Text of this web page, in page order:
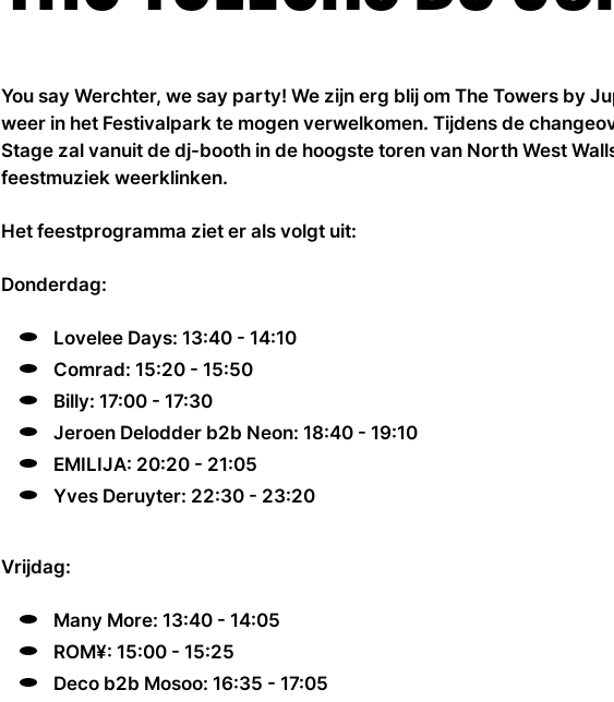
You say Werchter, we say party! We zijn erg blij om The Towers by
weer in het Festivalpark te mogen verwelkomen. Tijdens de
Stage zal vanuit de dj-booth in de hoogste toren van North West
feestmuziek weerklinken.
Het feestprogramma ziet er als volgt uit:
Donderdag:
Lovelee Days: 13:40 - 14:10
Comrad: 15:20 - 15:50
Billy: 17:00 - 17:30
Jeroen Delodder b2b Neon: 18:40 - 19:10
EMILIJA: 20:20 - 21:05
Yves Deruyter: 22:30 - 23:20
Vrijdag:
Many More: 13:40 - 14:05
ROM¥: 15:00 - 15:25
Deco b2b Mosoo: 16:35 - 17:05